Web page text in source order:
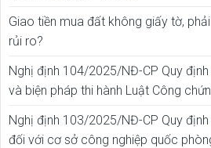
Giao tiền mua đất không giấy tờ,
rủi ro?
Nghị định 104/2025/NĐ-CP Quy
và biện pháp thi hành Luật Công
Nghị định 103/2025/NĐ-CP Quy
đối với cơ sở công nghiệp quốc